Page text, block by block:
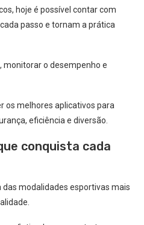
hoje é possível contar com
passo e tornam a prática
monitorar o desempenho e
os melhores aplicativos para
eficiência e diversão.
conquista cada
modalidades esportivas mais